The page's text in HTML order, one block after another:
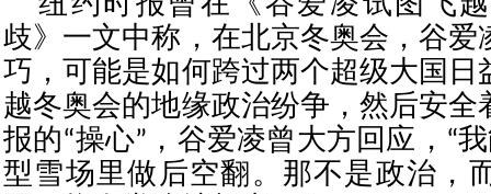
纽约时报曾在《谷爱凌试图飞
歧》一文中称，在北京冬奥会，谷爱
巧，可能是如何跨过两个超级大国日
越冬奥会的地缘政治纷争，然后安全
报的“操心”，谷爱凌曾大方回应，“
型雪场里做后空翻。那不是政治，